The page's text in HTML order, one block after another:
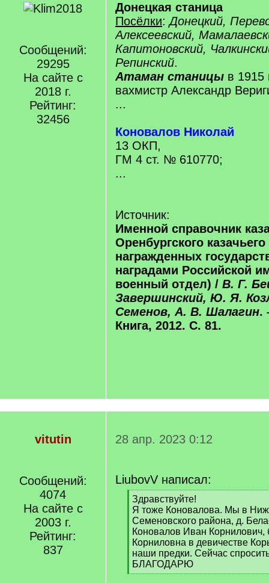
Сообщений:
29295
На сайте с
2018 г.
Рейтинг:
32456
Донецкая станица
Посёлки:Донецкий,
Алексеевский,
Капитоновский,
Репинский.
Атаман станицы в 1915
вахмистр Александр
...
Коновалов Николай
13 ОКП,
ГМ 4 ст. № 610770;
...
Источник:
Именной справочник
Оренбургского
награжденных
наградами Российской
военный отдел) / В. Г.
Завершинский, Ю. Я.
Семенов, А. В. Шалагин.
Книга, 2012. С. 81.
vitutin
Сообщений:
4074
На сайте с
2003 г.
Рейтинг:
837
28 апр. 2023 0:12
LiubovV написал:
[
q
]
Здравствуйте!
Я тоже Коновалова. Мы в
Семеновского района, д.
Коновалов Иван Корнилович,
Корниловна в девичестве
наши предки. Сейчас
БЛАГОДАРЮ
[